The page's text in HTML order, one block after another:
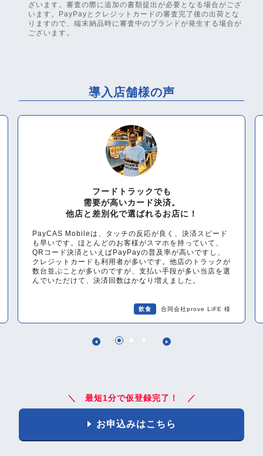
ざいます。審査の際に追加の書類提出が必要となる場合がござ
います。PayPayとクレジットカードの審査完了後の出荷とな
りますので、端末納品時に審査中のブランドが発生する場合が
ございます。
導入店舗様の声
フードトラックでも
需要が高いカード決済。
他店と差別化で選ばれるお店に！
PayCAS Mobileは、タッチの反応が良く、決済スピード
も早いです。ほとんどのお客様がスマホを持っていて、
QRコード決済といえばPayPayの普及率が高いですし、
クレジットカードも利用者が多いです。他店のトラックが
数台並ぶことが多いのですが、支払い手段が多い当店を選
んでいただけて、決済回数はかなり増えました。
飲食 合同会社prove LiFE 様
1
＼ 最短1分で仮登録完了！ ／
お申込みはこちら